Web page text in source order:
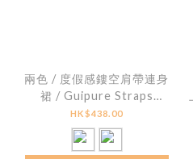
兩色 / 度假感鏤空肩帶連身
裙 / Guipure Straps
Holiday Dress
HK$438.00